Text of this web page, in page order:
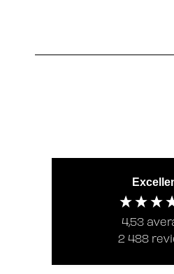
4,53
2 488